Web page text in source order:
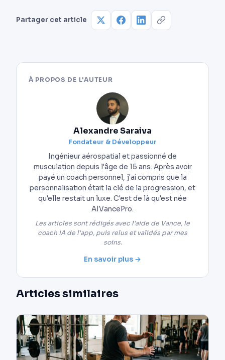
pour la charge globale, le hip thrust pour
l’isolation des fessiers en fin d’amplitude.
Partager cet article
À PROPOS DE L'AUTEUR
Alexandre Saraiva
Fondateur & Développeur
Ingénieur aérospatial et passionné de
musculation depuis l'âge de 15 ans. Après avoir
payé un coach personnel, j'ai compris que la
personnalisation était la clé de la progression, et
qu'elle restait un luxe. C'est de là qu'est née
AIVancePro.
Les articles sont rédigés avec l'aide de Vance, le
coach IA de l'app, puis relus et validés par mes
soins.
En savoir plus →
Articles similaires